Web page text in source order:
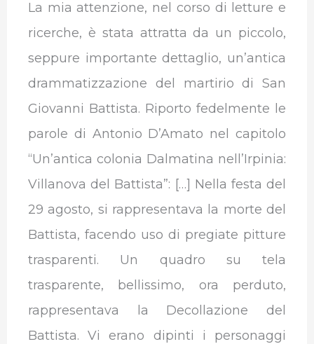
La mia attenzione, nel corso di letture e
ricerche, è stata attratta da un piccolo,
seppure importante dettaglio, un’antica
drammatizzazione del martirio di San
Giovanni Battista. Riporto fedelmente le
parole di Antonio D’Amato nel capitolo
“Un’antica colonia Dalmatina nell’Irpinia:
Villanova del Battista”: […] Nella festa del
29 agosto, si rappresentava la morte del
Battista, facendo uso di pregiate pitture
trasparenti. Un quadro su tela
trasparente, bellissimo, ora perduto,
rappresentava la Decollazione del
Battista. Vi erano dipinti i personaggi